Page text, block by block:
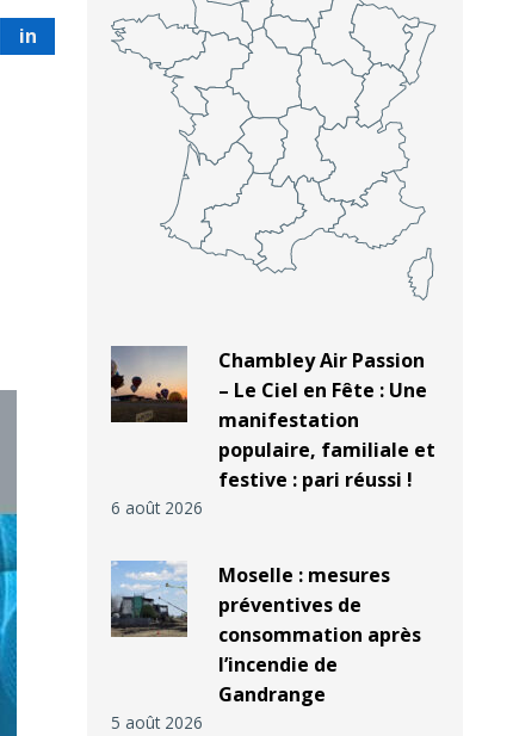
in
Chambley Air Passion
– Le Ciel en Fête : Une
manifestation
populaire, familiale et
festive : pari réussi !
6 août 2026
Moselle : mesures
préventives de
consommation après
l’incendie de
Gandrange
5 août 2026